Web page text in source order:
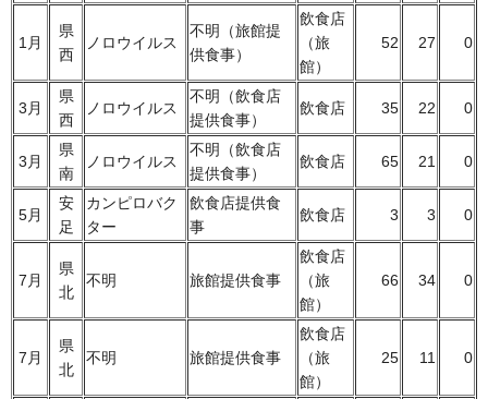
1月
県
西
ノロウイルス
不明（旅館提
供食事）
飲食店
（旅
館）
52 27 0
3月
県
西
ノロウイルス
不明（飲食店
提供食事）
飲食店 35 22 0
3月
県
南
ノロウイルス
不明（飲食店
提供食事）
飲食店 65 21 0
5月
安
足
カンピロバク
ター
飲食店提供食
事
飲食店 3 3 0
7月
県
北
不明 旅館提供食事
飲食店
（旅
館）
66 34 0
7月
県
北
不明 旅館提供食事
飲食店
（旅
館）
25 11 0